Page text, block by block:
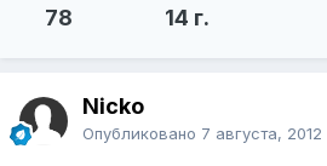
78 14 г.
Nicko
Опубликовано 7 августа, 2012